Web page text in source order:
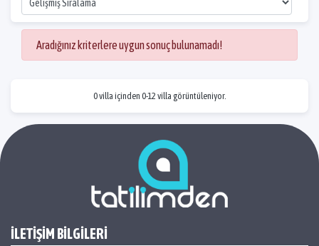
Aradığınız kriterlere uygun sonuç bulunamadı!
0 villa içinden 0-12 villa görüntüleniyor.
İLETİŞİM BİLGİLERİ